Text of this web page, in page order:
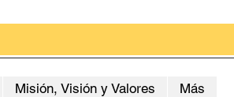
Misión, Visión y Valores Más